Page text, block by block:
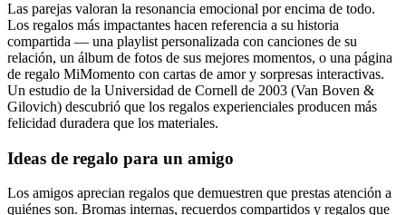
Las parejas valoran la resonancia emocional por encima de todo.
Los regalos más impactantes hacen referencia a su historia
compartida — una playlist personalizada con canciones de su
relación, un álbum de fotos de sus mejores momentos, o una página
de regalo MiMomento con cartas de amor y sorpresas interactivas.
Un estudio de la Universidad de Cornell de 2003 (Van Boven &
Gilovich) descubrió que los regalos experienciales producen más
felicidad duradera que los materiales.
Ideas de regalo para un amigo
Los amigos aprecian regalos que demuestren que prestas atención a
quiénes son. Bromas internas, recuerdos compartidos y regalos que